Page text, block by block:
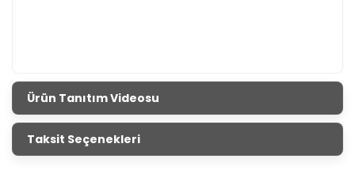
Ürün Tanıtım Videosu
Taksit Seçenekleri